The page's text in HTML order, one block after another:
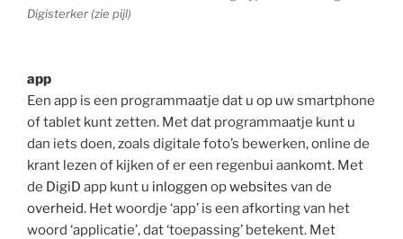
Digisterker (zie pijl)
app
Een app is een programmaatje dat u op uw smartphone
of tablet kunt zetten. Met dat programmaatje kunt u
dan iets doen, zoals digitale foto’s bewerken, online de
krant lezen of kijken of er een regenbui aankomt. Met
de DigiD app kunt u inloggen opwebsites van de
overheid. Het woordje ‘app’ is een afkorting van het
woord ‘applicatie’, dat ‘toepassing’ betekent. Met